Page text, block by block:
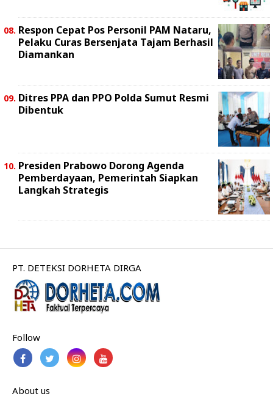
Respon Cepat Pos Personil PAM Nataru,
Pelaku Curas Bersenjata Tajam Berhasil
Diamankan
Ditres PPA dan PPO Polda Sumut Resmi
Dibentuk
Presiden Prabowo Dorong Agenda
Pemberdayaan, Pemerintah Siapkan
Langkah Strategis
PT. DETEKSI DORHETA DIRGA
Follow
About us